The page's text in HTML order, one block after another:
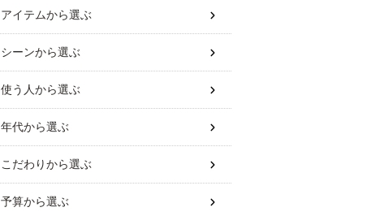
アイテムから選ぶ
シーンから選ぶ
使う人から選ぶ
年代から選ぶ
こだわりから選ぶ
予算から選ぶ